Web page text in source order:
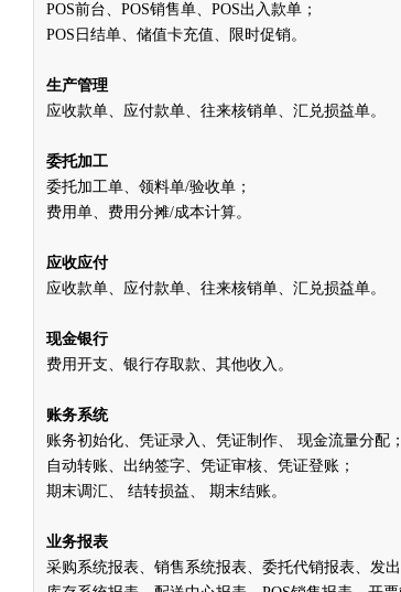
POS前台、 POS销售单、 POS出入款单；
POS 日结单、储值卡充值、限时促销。
生产管理
应收款单、应付款单、往来核销单、汇兑损益单。
委托加工
委托加工单、领料单/验收单；
费用单、费用分摊/成本计算。
应收应付
应收款单、应付款单、往来核销单、汇兑损益单。
现金银行
费用开支、银行存取款、其他收入。
账务系统
账务初始化、凭证录入、凭证制作、
现金流量分配；
自动转账、出纳签字、凭证审核、凭证登账；
期末调汇、
结转损益、 期末结账。
业务报表
采购系统报表、销售系统报表、委托代销报表、发